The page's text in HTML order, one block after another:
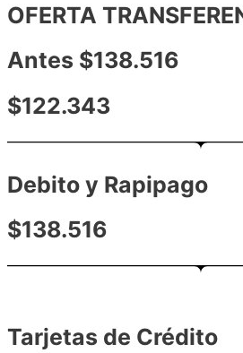
OFERTA
Antes $138.516
$122.343
Debito y Rapipago
$138.516
Tarjetas de Crédito